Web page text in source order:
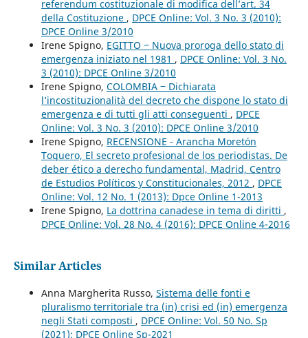
referendum costituzionale di modifica dell’art. 34
della Costituzione , DPCE Online: Vol. 3 No. 3 (2010):
DPCE Online 3/2010
Irene Spigno, EGITTO ‒ Nuova proroga dello stato di
emergenza iniziato nel 1981 , DPCE Online: Vol. 3 No.
3 (2010): DPCE Online 3/2010
Irene Spigno, COLOMBIA ‒ Dichiarata
l’incostituzionalità del decreto che dispone lo stato di
emergenza e di tutti gli atti conseguenti , DPCE
Online: Vol. 3 No. 3 (2010): DPCE Online 3/2010
Irene Spigno, RECENSIONE - Arancha Moretón
Toquero, El secreto profesional de los periodistas. De
deber ético a derecho fundamental, Madrid, Centro
de Estudios Políticos y Constitucionales, 2012 , DPCE
Online: Vol. 12 No. 1 (2013): Dpce Online 1-2013
Irene Spigno, La dottrina canadese in tema di diritti ,
DPCE Online: Vol. 28 No. 4 (2016): DPCE Online 4-2016
Similar Articles
Anna Margherita Russo, Sistema delle fonti e
pluralismo territoriale tra (in) crisi ed (in) emergenza
negli Stati composti , DPCE Online: Vol. 50 No. Sp
(2021): DPCE Online Sp-2021